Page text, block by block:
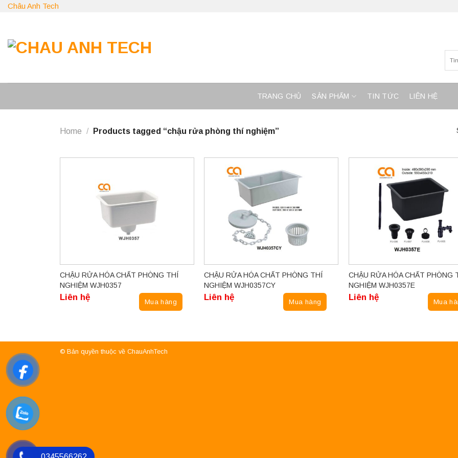
SkipChâu Anh Tech
TRANG CHỦ SẢN PHẨM TIN TỨC LIÊN HỆ
Home / Products tagged “chậu rửa phòng thí nghiệm”
CHẬU RỬA HÓA CHẤT PHÒNG THÍ
NGHIỆM WJH0357
Liên hệ Mua hàng
CHẬU RỬA HÓA CHẤT PHÒNG THÍ
NGHIỆM WJH0357CY
Liên hệ Mua hàng
CHẬU RỬA HÓA CHẤT PHÒNG
NGHIỆM WJH0357E
Liên hệ Mua
© Bản quyền thuộc về ChauAnhTech